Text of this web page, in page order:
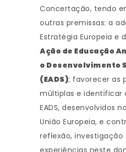
Concertação, tendo
outras premissas: a
Estratégia Europeia e
Ação de Educação
o Desenvolvimento
(EADS); favorecer as
múltiplas e identificar
EADS, desenvolvidos
União Europeia, e
reflexão, investigação
experiências neste